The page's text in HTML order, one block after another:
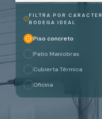
FILTRA POR
BODEGA IDEAL
Piso concreto
Patio Maniobras
Cubierta Térmica
Oficina